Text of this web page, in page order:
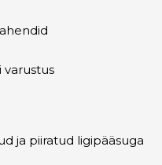
varustus
ja piiratud ligipääsuga